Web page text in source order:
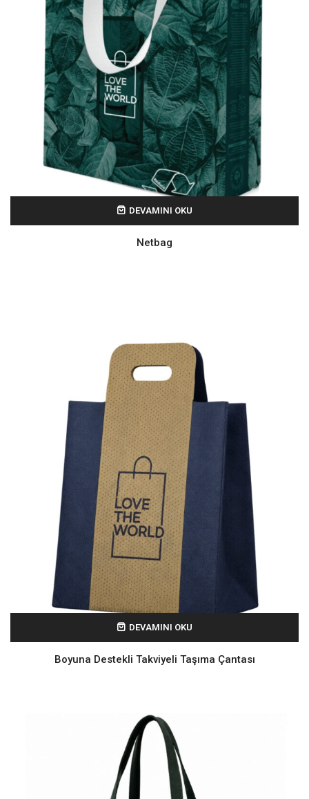
DEVAMINI OKU
Netbag
DEVAMINI OKU
Boyuna Destekli Takviyeli Taşıma Çantası